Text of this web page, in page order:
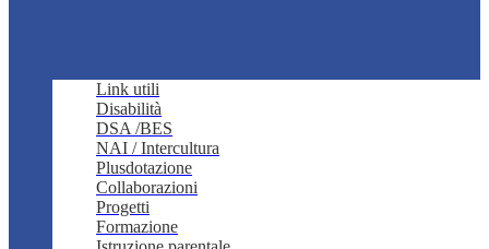
Link utili
Disabilità
DSA /BES
NAI / Intercultura
Plusdotazione
Collaborazioni
Progetti
Formazione